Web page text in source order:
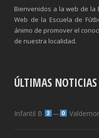
Bienvenidos a la web de la
Web de la Escuela de
ánimo de promover el
de nuestra localidad.
ÚLTIMAS NOTICIAS
Infantil B —